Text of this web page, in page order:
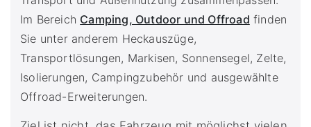
Im Bereich Camping, Outdoor und Offroad finden
Sie unter anderem Heckauszüge,
Transportlösungen, Markisen, Sonnensegel, Zelte,
Isolierungen, Campingzubehör und ausgewählte
Offroad-Erweiterungen.